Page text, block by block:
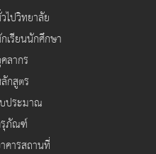
ไปวิทยาลัย
เรียนนักศึกษา
ลากร
กสูตร
ประมาณ
ภัณฑ์
คารสถานที่